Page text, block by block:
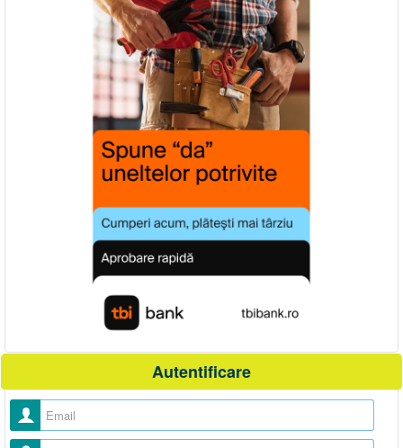
Autentificare
Nume utilizator